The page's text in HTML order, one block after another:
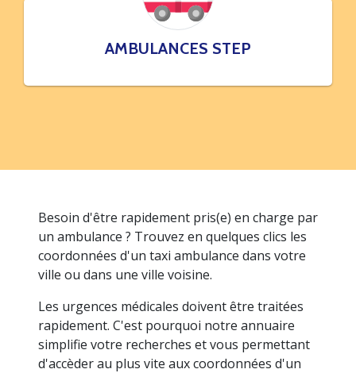
AMBULANCES STEP
Besoin d'être rapidement pris(e) en charge par
un ambulance ? Trouvez en quelques clics les
coordonnées d'un taxi ambulance dans votre
ville ou dans une ville voisine.
Les urgences médicales doivent être traitées
rapidement. C'est pourquoi notre annuaire
simplifie votre recherches et vous permettant
d'accèder au plus vite aux coordonnées d'un